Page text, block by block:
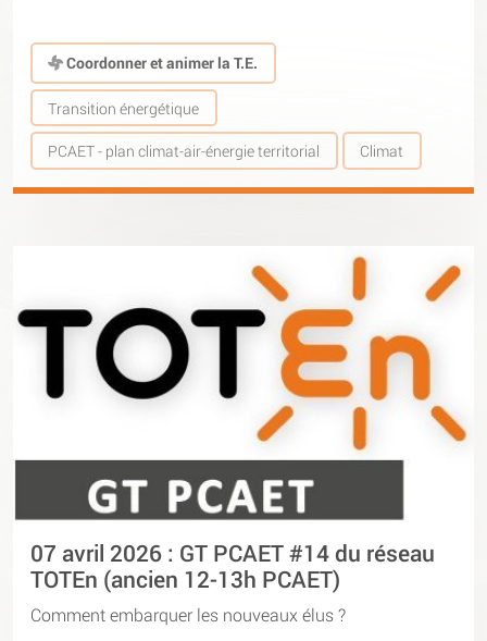
Coordonner et animer la T.E.
Transition énergétique
PCAET - plan climat-air-énergie territorial Climat
07 avril 2026 : GT PCAET #14 du réseau
TOTEn (ancien 12-13h PCAET)
Comment embarquer les nouveaux élus ?